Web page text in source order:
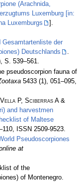
(Arachnida,
Luxemburg [in:
Luxemburgs
].
Gesamtartenliste der
Deutschlands
.
S. 539–561.
pseudoscorpion fauna of
5433 (1), 051–095,
P, Sciberras A &
and harvestmen
of Maltese
ISSN 2509-9523.
Pseudoscorpiones
at
of the
of Montenegro.